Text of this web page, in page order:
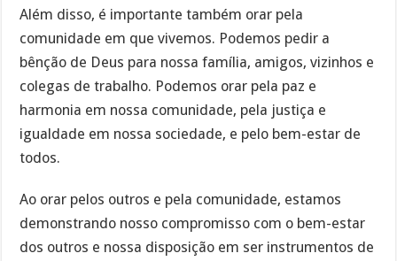
Além disso, é importante também orar pela
comunidade em que vivemos. Podemos pedir a
bênção de Deus para nossa família, amigos, vizinhos e
colegas de trabalho. Podemos orar pela paz e
harmonia em nossa comunidade, pela justiça e
igualdade em nossa sociedade, e pelo bem-estar de
todos.
Ao orar pelos outros e pela comunidade, estamos
demonstrando nosso compromisso com o bem-estar
dos outros e nossa disposição em ser instrumentos de